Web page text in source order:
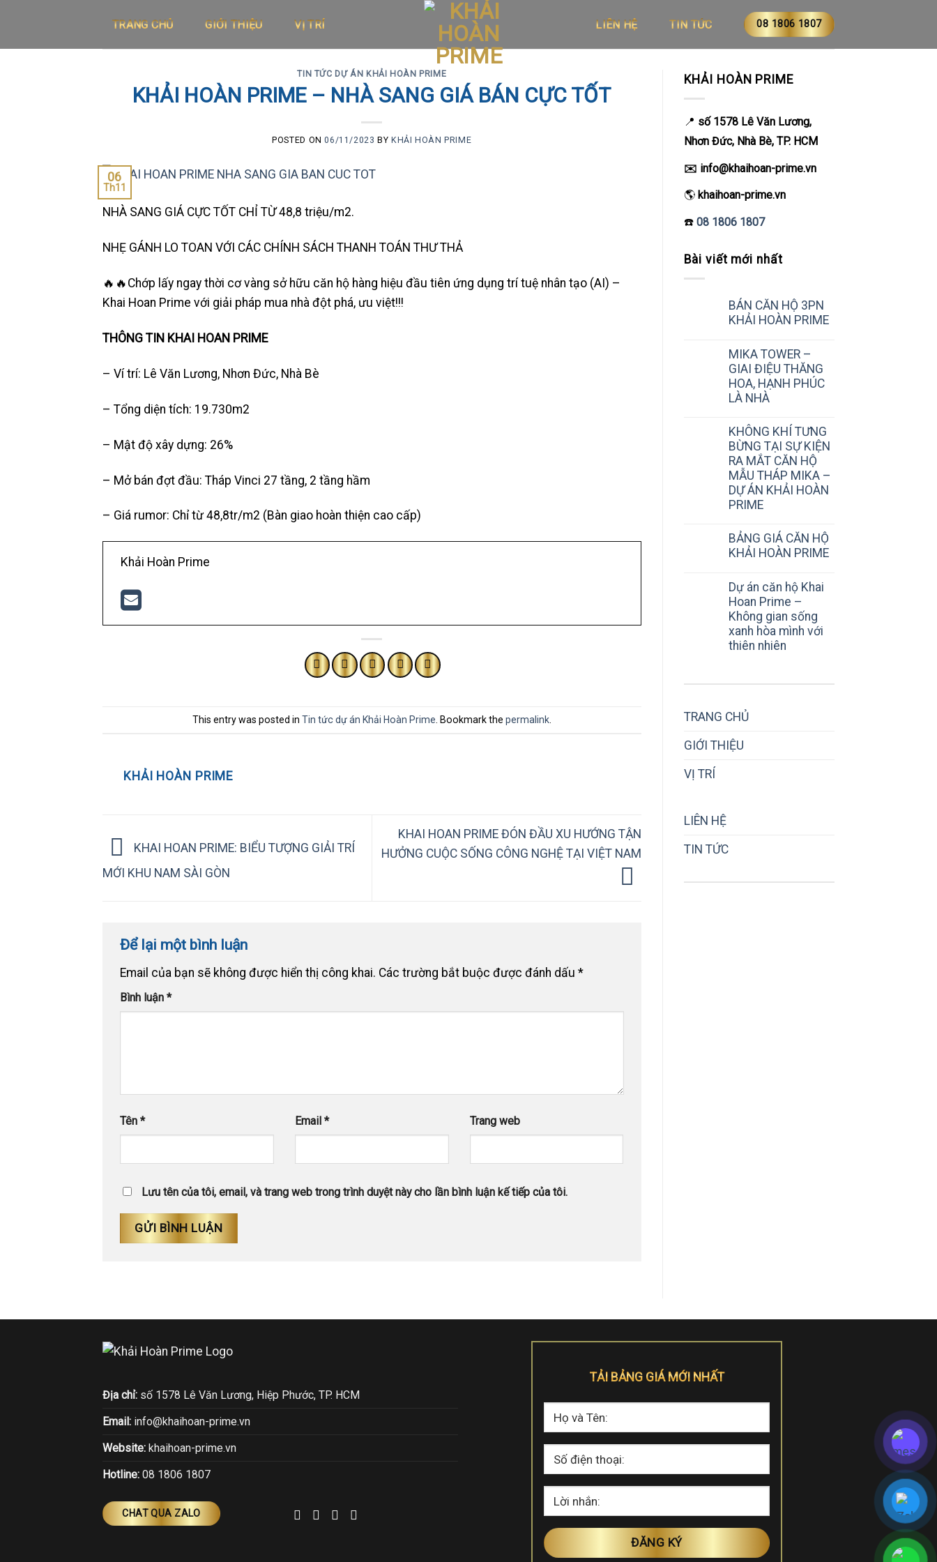
content
TRANG CHỦ GIỚI THIỆU VỊ TRÍ LIÊN HỆ TIN TỨC 08 1806 1807
TIN TỨC DỰ ÁN KHẢI HOÀN PRIME
KHẢI HOÀN PRIME – NHÀ SANG GIÁ BÁN CỰC TỐT
POSTED ON06/11/2023 BY KHẢI HOÀN PRIME
06
Th11
NHÀ SANG GIÁ CỰC TỐT CHỈ TỪ 48,8 triệu/m2.
NHẸ GÁNH LO TOAN VỚI CÁC CHÍNH SÁCH THANH TOÁN THƯ THẢ
🔥🔥Chớp lấy ngay thời cơ vàng sở hữu căn hộ hàng hiệu đầu tiên ứng dụng trí tuệ nhân tạo (AI) –
Khai Hoan Prime với giải pháp mua nhà đột phá, ưu việt!!!
THÔNG TIN KHAI HOAN PRIME
– Ví trí: Lê Văn Lương, Nhơn Đức, Nhà Bè
– Tổng diện tích: 19.730m2
– Mật độ xây dựng: 26%
– Mở bán đợt đầu: Tháp Vinci 27 tầng, 2 tầng hầm
– Giá rumor: Chỉ từ 48,8tr/m2 (Bàn giao hoàn thiện cao cấp)
Khải Hoàn Prime
This entry was posted in Tin tức dự án Khải Hoàn Prime . Bookmark the permalink.
KHẢI HOÀN PRIME
KHAI HOAN PRIME: BIỂU TƯỢNG GIẢI TRÍ
MỚI KHU NAM SÀI GÒN
KHAI HOAN PRIME ĐÓN ĐẦU XU HƯỚNG TẬN
HƯỞNG CUỘC SỐNG CÔNG NGHỆ TẠI VIỆT NAM
Để lại một bình luận
Email của bạn sẽ không được hiển thị công khai. Các trường bắt buộc được đánh dấu *
Bình luận *
Tên * Email * Trang web
Lưu tên của tôi, email, và trang web trong trình duyệt này cho lần bình luận kế tiếp của tôi.
KHẢI HOÀN PRIME
📍 số 1578 Lê Văn Lương,
Nhơn Đức, Nhà Bè, TP. HCM
✉️ info@khaihoan-prime.vn
🌎 khaihoan-prime.vn
☎️ 08 1806 1807
Bài viết mới nhất
BÁN CĂN HỘ 3PN
KHẢI HOÀN PRIME
MIKA TOWER –
GIAI ĐIỆU THĂNG
HOA, HẠNH PHÚC
LÀ NHÀ
KHÔNG KHÍ TƯNG
BỪNG TẠI SỰ KIỆN
RA MẮT CĂN HỘ
MẪU THÁP MIKA –
DỰ ÁN KHẢI HOÀN
PRIME
BẢNG GIÁ CĂN HỘ
KHẢI HOÀN PRIME
Dự án căn hộ Khai
Hoan Prime –
Không gian sống
xanh hòa mình với
thiên nhiên
TRANG CHỦ
GIỚI THIỆU
VỊ TRÍ
LIÊN HỆ
TIN TỨC
Địa chỉ: số 1578 Lê Văn Lương, Hiệp Phước, TP. HCM
Email: info@khaihoan-prime.vn
Website: khaihoan-prime.vn
Hotline: 08 1806 1807
CHAT QUA ZALO
TẢI BẢNG GIÁ MỚI NHẤT